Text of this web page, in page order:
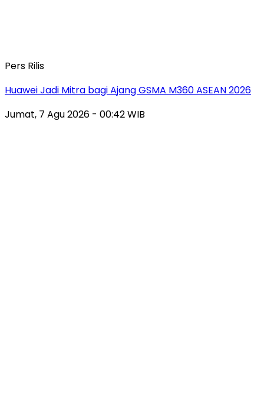
Pers Rilis
Huawei Jadi Mitra bagi Ajang GSMA M360 ASEAN 2026
Jumat, 7 Agu 2026 - 00:42 WIB